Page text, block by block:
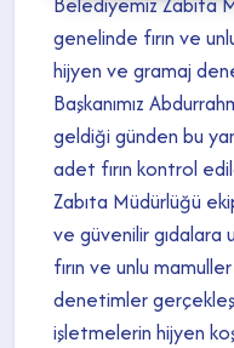
genelinde fırın ve
hijyen ve gramaj
Başkanımız
geldiği günden bu
adet fırın kontrol
Zabıta Müdürlüğü
ve güvenilir gıdalara
fırın ve unlu
denetimler
işletmelerin hijyen